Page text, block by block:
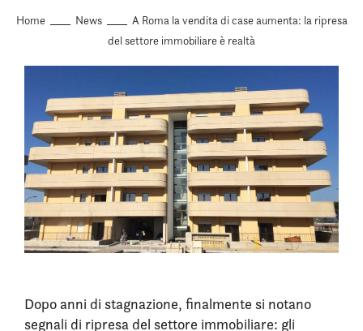
Home News
A Roma la vendita di case aumenta: la ripresa
del settore immobiliare è realtà
Dopo anni di stagnazione, finalmente si notano
segnali di ripresa del settore immobiliare: gli